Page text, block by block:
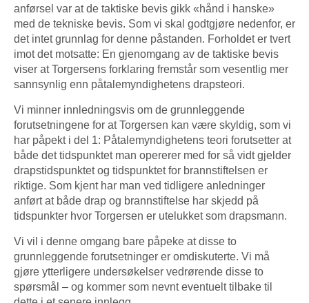
anførsel var at de taktiske bevis gikk «hånd i hanske»
med de tekniske bevis. Som vi skal godtgjøre nedenfor, er
det intet grunnlag for denne påstanden. Forholdet er tvert
imot det motsatte: En gjenomgang av de taktiske bevis
viser at Torgersens forklaring fremstår som vesentlig mer
sannsynlig enn påtalemyndighetens drapsteori.
Vi minner innledningsvis om de grunnleggende
forutsetningene for at Torgersen kan være skyldig, som vi
har påpekt i del 1: Påtalemyndighetens teori forutsetter at
både det tidspunktet man opererer med for så vidt gjelder
drapstidspunktet og tidspunktet for brannstiftelsen er
riktige. Som kjent har man ved tidligere anledninger
anført at både drap og brannstiftelse har skjedd på
tidspunkter hvor Torgersen er utelukket som drapsmann.
Vi vil i denne omgang bare påpeke at disse to
grunnleggende forutsetninger er omdiskuterte. Vi må
gjøre ytterligere undersøkelser vedrørende disse to
spørsmål – og kommer som nevnt eventuelt tilbake til